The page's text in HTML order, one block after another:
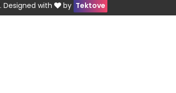
. Designed with by Tektove